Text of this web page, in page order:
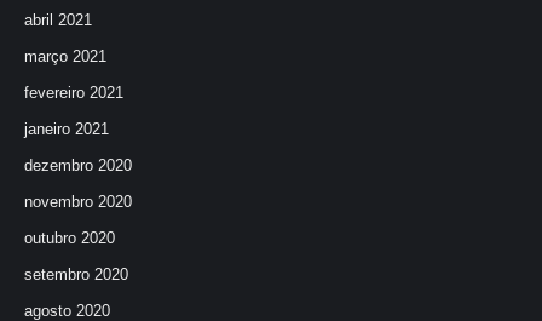
abril 2021
março 2021
fevereiro 2021
janeiro 2021
dezembro 2020
novembro 2020
outubro 2020
setembro 2020
agosto 2020